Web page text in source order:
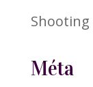
Shooting
Méta